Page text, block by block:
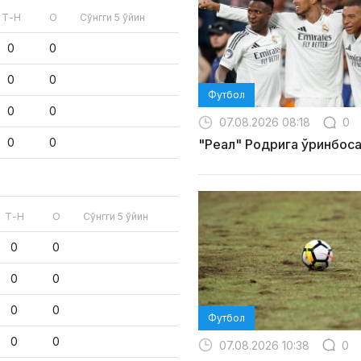
Т-Н О Сўнгги 5 ўйин
0 0
0 0
0 0
0 0
Т-Н О Сўнгги 5 ўйин
0 0
0 0
0 0
0 0
Футбол
07.08.2026 08:18 0
"Реал" Родрига
Футбол
07.08.2026 10:38 0